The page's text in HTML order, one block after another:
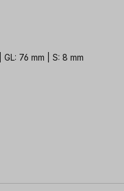
76 mm | S: 8 mm